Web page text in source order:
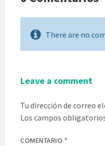
There are no
Leave a comment
Tu dirección de correo
Los campos
COMENTARIO *